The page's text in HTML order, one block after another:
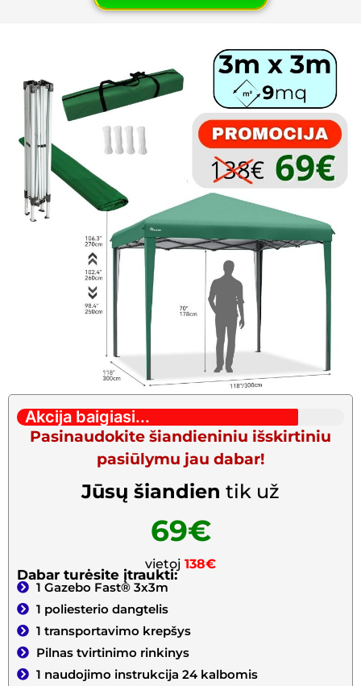
Akcija baigiasi...
Pasinaudokite šiandieniniu išskirtiniu
pasiūlymu jau dabar!
Jūsų šiandien tik už
69€
vietoj 138€
Dabar turėsite įtraukti:
1 Gazebo Fast® 3x3m
1 poliesterio dangtelis
1 transportavimo krepšys
Pilnas tvirtinimo rinkinys
1 naudojimo instrukcija 24 kalbomis